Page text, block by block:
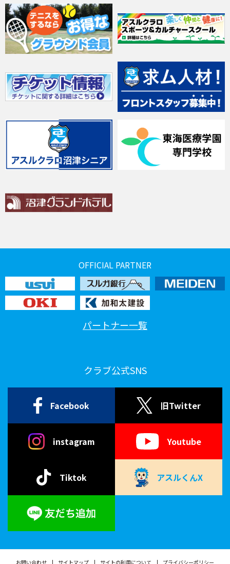
OFFICIAL PARTNER
パートナー一覧
クラブ公式SNS
Facebook 旧Twitter
instagram Youtube
Tiktok アスルくんX
お問い合わせ サイトマップ サイトの利用について プライバシーポリシー